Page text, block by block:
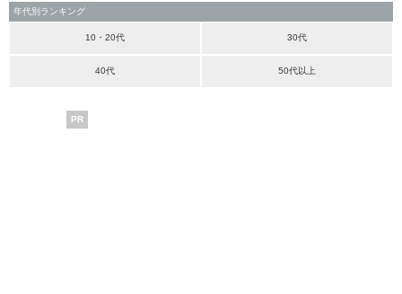
年代別ランキング
10・20代 30代
40代 50代以上
PR